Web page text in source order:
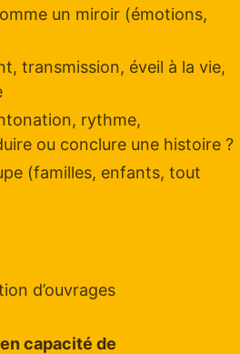
un miroir (émotions,
transmission, éveil à la vie,
rythme,
ou conclure une histoire ?
(familles, enfants, tout
d’ouvrages
capacité de